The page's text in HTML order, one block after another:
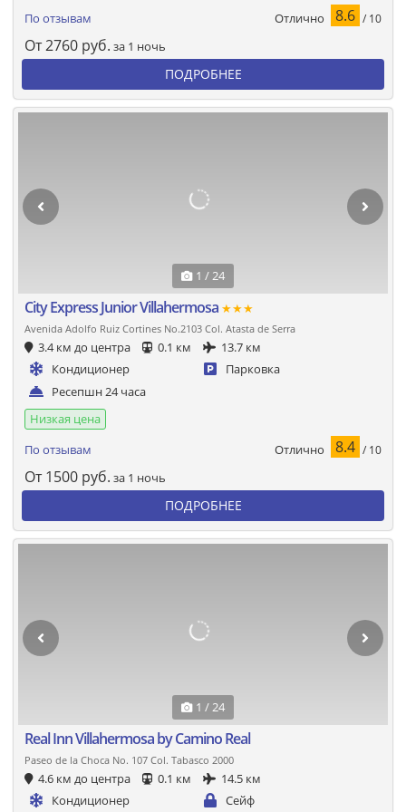
По отзывам Отлично 8.6 / 10
От2760 руб. за 1 ночь
ПОДРОБНЕЕ
1 / 24
City Express Junior Villahermosa ★★★
Avenida Adolfo Ruiz Cortines No.2103 Col. Atasta de Serra
3.4 км до центра 0.1 км
13.7 км
Кондиционер
Парковка
Ресепшн 24 часа
Низкая цена
По отзывам
Отлично 8.4 / 10
От 1500 руб. за 1 ночь
ПОДРОБНЕЕ
1 / 24
Real Inn Villahermosa by Camino Real
Paseo de la Choca No. 107 Col. Tabasco 2000
4.6 км до центра 0.1 км
14.5 км
Кондиционер
Сейф